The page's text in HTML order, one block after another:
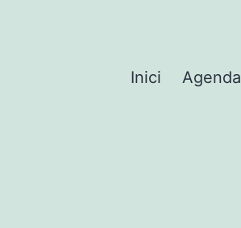
Inici Agenda